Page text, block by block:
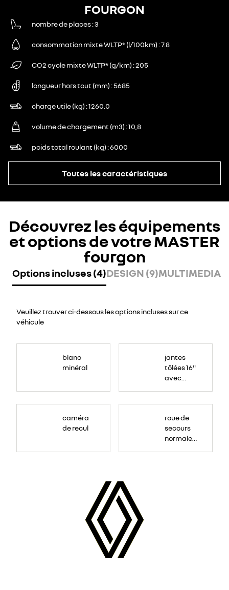
FOURGON
nombre de places 3
consommation mixte WLTP* (l/100km) 7.8
CO2 cycle mixte WLTP* (g/km) 205
longueur hors tout (mm) 5685
charge utile (kg) 1260.0
volume de chargement (m3) 10,8
poids total roulant (kg) 6000
Toutes les caractéristiques
Découvrez les équipements
et options de votre MASTER
fourgon
Options incluses (4)DESIGN (9)MULTIMEDIA
Veuillez trouver ci-dessous les options incluses sur ce
véhicule
blanc
minéral
jantes
tôlées 16"
avec
caméra
de recul
roue de
secours
normale